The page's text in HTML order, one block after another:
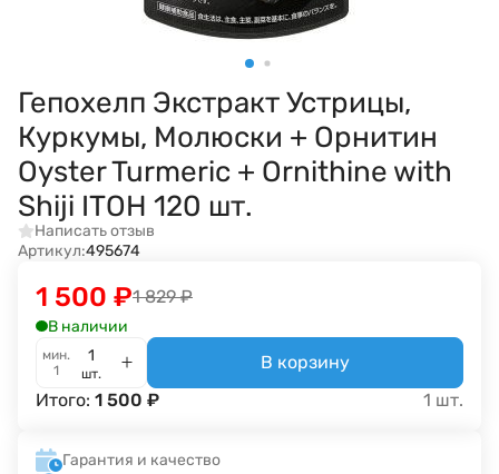
Гепохелп Экстракт Устрицы,
Куркумы, Молюски + Орнитин
Oyster Turmeric + Ornithine with
Shiji ITOH 120 шт.
Написать отзыв
Артикул:495674
1 829 ₽
1 500 ₽
В наличии
мин.
1
шт.
В корзину
Итого: 1 500 ₽ 1 шт.
Гарантия и качество